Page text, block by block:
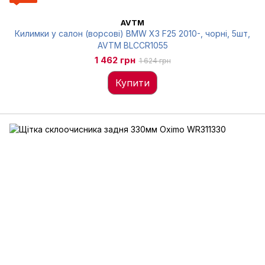
AVTM
Килимки у салон (ворсові) BMW X3 F25 2010-, чорні, 5шт,
AVTM BLCCR1055
1 462 грн 1 624 грн
Купити